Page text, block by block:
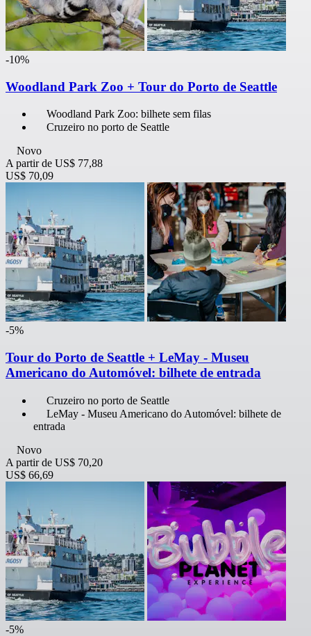
-10%
Woodland Park Zoo + Tour do Porto de Seattle
Woodland Park Zoo: bilhete sem filas
Cruzeiro no porto de Seattle
Novo
A partir de US$ 77,88
US$ 70,09
-5%
Tour do Porto de Seattle + LeMay - Museu
Americano do Automóvel: bilhete de entrada
Cruzeiro no porto de Seattle
LeMay - Museu Americano do Automóvel: bilhete de
entrada
Novo
A partir de US$ 70,20
US$ 66,69
-5%